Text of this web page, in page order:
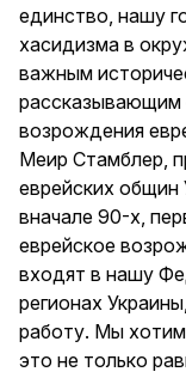
единство, нашу
хасидизма в
важным
рассказывающим
возрождения
Меир Стамблер,
еврейских общин
вначале 90-х,
еврейское
входят в нашу
регионах
работу. Мы хотим
это не только